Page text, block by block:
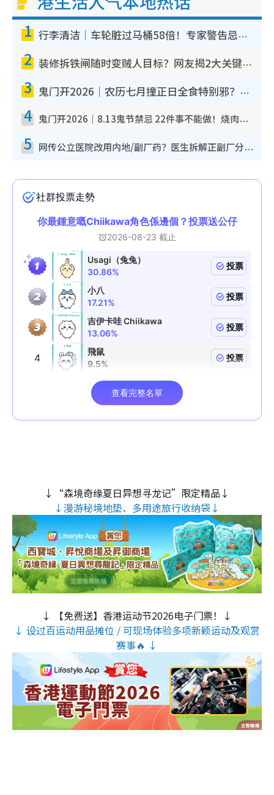
1 行李清洁｜车轮脏过马桶58倍！专家警告忌用酒精擦 教1招免脏手除菌
2 装修拆铁闸随时变贼人目标？网友揭2大关键用途：装新款等于白装？附新旧铁闸分别
3 鬼门开2026｜农历七月撞正日全食特别邪？专家警告切忌做一事！揭4大禁忌+2招保平安
4 鬼门开2026｜8.13鬼节禁忌 22件事不能做！烧肉、刺身要少食？半夜勿吹口哨/打给个电话
5 网传公立医院改用内地/副厂药？医生拆解正副厂分别，揭4类人换药随时出事
↓“森境奇缘夏日异想寻龙记”限定精品↓
↓漫游秘境地垫、多用途旅行收纳袋↓
↓ 【免费送】香港运动节2026电子门票！↓
↓ 设过百运动用品摊位 / 可现场体验多项新颖运动及观赏
赛事🔥 ↓